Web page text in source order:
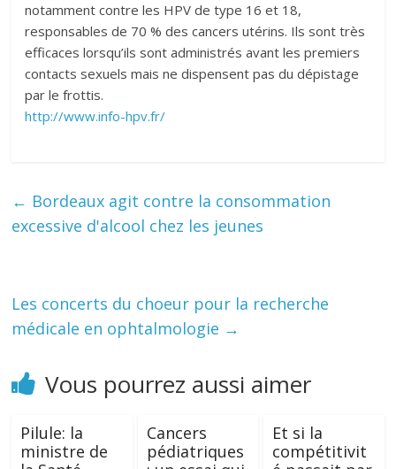
notamment contre les HPV de type 16 et 18,
responsables de 70 % des cancers utérins. Ils sont très
efficaces lorsqu’ils sont administrés avant les premiers
contacts sexuels mais ne dispensent pas du dépistage
par le frottis.
http://www.info-hpv.fr/
← Bordeaux agit contre la consommation
excessive d'alcool chez les jeunes
Les concerts du choeur pour la recherche
médicale en ophtalmologie →
Vous pourrez aussi aimer
Pilule: la
ministre de
Cancers
pédiatriques
Et si la
compétitivit